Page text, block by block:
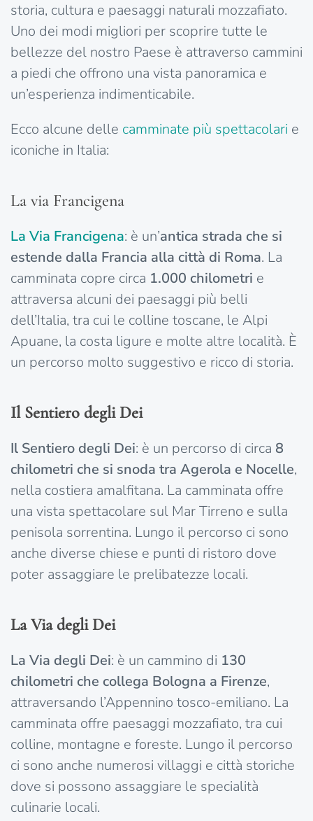
storia, cultura e paesaggi naturali mozzafiato.
Uno dei modi migliori per scoprire tutte le
bellezze del nostro Paese è attraverso cammini
a piedi che offrono una vista panoramica e
un’esperienza indimenticabile.
Ecco alcune delle camminate più spettacolari e
iconiche in Italia:
La via Francigena
La Via Francigena: è un’antica strada che si
estende dalla Francia alla città di Roma. La
camminata copre circa 1.000 chilometri e
attraversa alcuni dei paesaggi più belli
dell’Italia, tra cui le colline toscane, le Alpi
Apuane, la costa ligure e molte altre località. È
un percorso molto suggestivo e ricco di storia.
Il Sentiero degli Dei
Il Sentiero degli Dei: è un percorso di circa 8
chilometri che si snoda tra Agerola e Nocelle,
nella costiera amalfitana. La camminata offre
una vista spettacolare sul Mar Tirreno e sulla
penisola sorrentina. Lungo il percorso ci sono
anche diverse chiese e punti di ristoro dove
poter assaggiare le prelibatezze locali.
La Via degli Dei
La Via degli Dei: è un cammino di 130
chilometri che collega Bologna a Firenze,
attraversando l’Appennino tosco-emiliano. La
camminata offre paesaggi mozzafiato, tra cui
colline, montagne e foreste. Lungo il percorso
ci sono anche numerosi villaggi e città storiche
dove si possono assaggiare le specialità
culinarie locali.